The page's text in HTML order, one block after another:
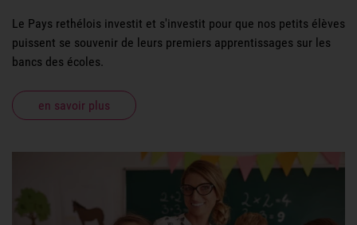
Le Pays rethélois investit et s'investit pour que nos petits élèves
puissent se souvenir de leurs premiers apprentissages sur les
bancs des écoles.
en savoir plus